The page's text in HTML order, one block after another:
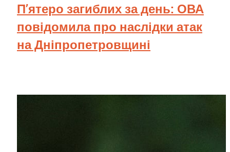
П’ятеро загиблих за день: ОВА
повідомила про наслідки атак
на Дніпропетровщині